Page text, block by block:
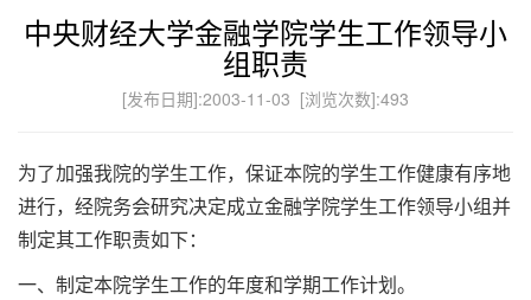
中央财经大学金融学院学生工作领导小
组职责
[发布日期]:2003-11-03 [浏览次数]:493
为了加强我院的学生工作，保证本院的学生工作健康有序地
进行，经院务会研究决定成立金融学院学生工作领导小组并
制定其工作职责如下：
一、制定本院学生工作的年度和学期工作计划。